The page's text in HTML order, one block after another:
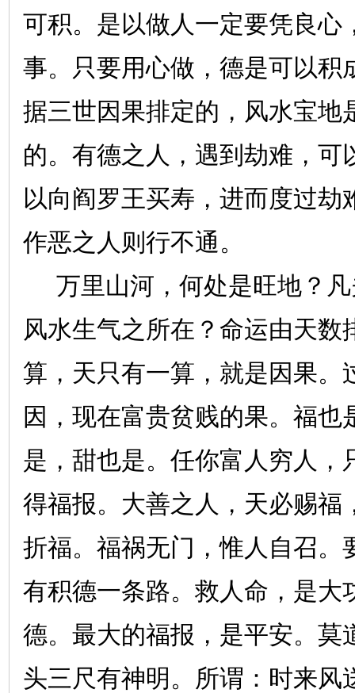
可积。是以做人一定要凭良心
事。只要用心做，德是可以积
据三世因果排定的，风水宝地
的。有德之人，遇到劫难，可
以向阎罗王买寿，进而度过劫
作恶之人则行不通。
万里山河，何处是旺地？
风水生气之所在？命运由天数
算，天只有一算，就是因果。
因，现在富贵贫贱的果。福也
是，甜也是。任你富人穷人，
得福报。大善之人，天必赐福
折福。福祸无门，惟人自召。
有积德一条路。救人命，是大
德。最大的福报，是平安。莫
头三尺有神明。所谓：时来风